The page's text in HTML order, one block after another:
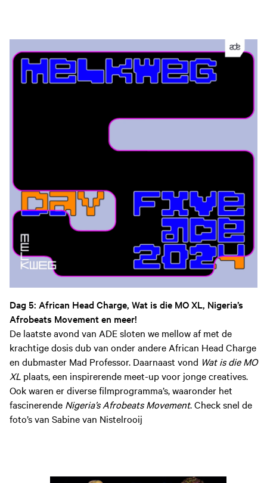
Dag 5: African Head Charge, Wat is die MO XL, Nigeria’s
Afrobeats Movement en meer!
De laatste avond van ADE sloten we mellow af met de
krachtige dosis dub van onder andere African Head Charge
en dubmaster Mad Professor. Daarnaast vond Wat is die MO
XL plaats, een inspirerende meet-up voor jonge creatives.
Ook waren er diverse filmprogramma’s, waaronder het
fascinerende Nigeria’s Afrobeats Movement. Check snel de
foto’s van Sabine van Nistelrooij